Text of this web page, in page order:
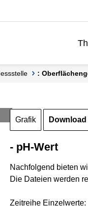
Messstelle :
Grafik Download
- pH-Wert
Nachfolgend bieten
Die Dateien werden
Zeitreihe